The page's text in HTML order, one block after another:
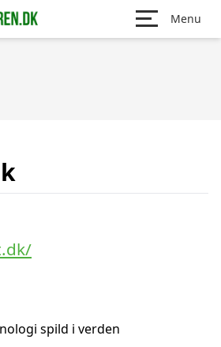
Menu
spild i verden